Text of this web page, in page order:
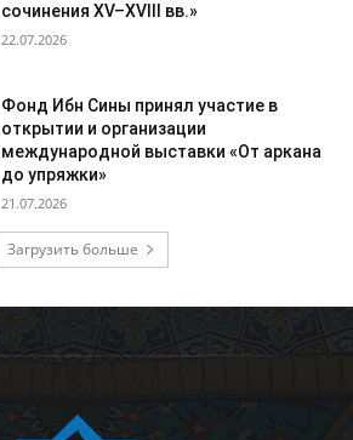
сочинения XV–XVIII вв.»
22.07.2026
Фонд Ибн Сины принял участие в
открытии и организации
международной выставки «От аркана
до упряжки»
21.07.2026
Загрузить больше